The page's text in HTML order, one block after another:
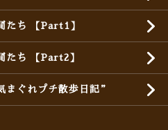
たち 【Part1】
たち 【Part2】
ぐれプチ散歩日記”